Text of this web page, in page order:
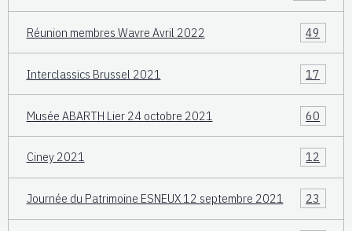
Réunion membres Wavre Avril 2022 49
Interclassics Brussel 2021 17
Musée ABARTH Lier 24 octobre 2021 60
Ciney 2021 12
Journée du Patrimoine ESNEUX 12 septembre 2021 23